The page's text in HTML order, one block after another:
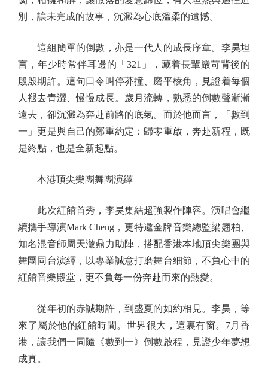
別，讓未完成的故事，沉澱為心底溫柔的遺憾。
這組簡單的倒數，亦是一代人的成長序章。李昊坦
言，年少時常伴耳邊的「321」，藏着長輩嚴苛背後的
殷殷期許。這句口令叫停莽撞、磨平棱角，見證着每個
人褪去青澀、慢慢成長。歲月流轉，熟悉的倒數聲漸漸
遠去，卻沉澱為奔赴前路的底氣。而於他而言，「數到
一」更是與自己的鄭重約定：歸零重啟，奔赴新程，既
是終點，也是全新起點。
本港頂尖樂團舞團演繹
此次紅館首秀，李昊集結超強製作陣容。演唱會繼
續攜手導演Mark Cheng，更特邀金牌音樂總監梁翹柏、
知名混音師周天澈鼎力助陣，搭配香港本地頂尖樂團與
舞團同台演繹，以專業誠意打磨舞台細節，不負心中的
紅館音樂殿堂，更不負每一份奔赴而來的熱愛。
從年初的赤誠期許，到盛夏的如約相見。李昊，等
來了屬於他的紅館時間。世界很大，這裏有窗。7月香
港，讓我們一同隨《數到一》倒數啟程，見證少年夢想
成真。